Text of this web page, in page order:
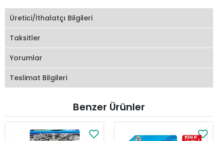
Üretici/İthalatçı Bilgileri
Taksitler
Yorumlar
Teslimat Bilgileri
Benzer Ürünler